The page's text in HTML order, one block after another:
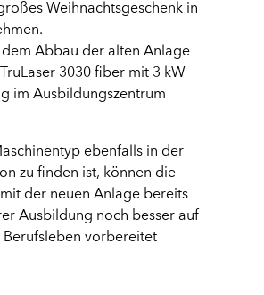
Weihnachtsgeschenk in
dem Abbau der alten Anlage
3030 fiber mit 3 kW
im Ausbildungszentrum
ebenfalls in der
zu finden ist, können die
der neuen Anlage bereits
Ausbildung noch besser auf
Berufsleben vorbereitet